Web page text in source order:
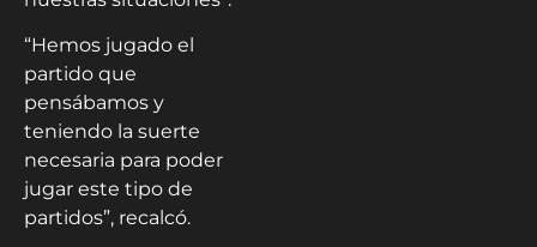
“Hemos jugado el
partido que
pensábamos y
teniendo la suerte
necesaria para poder
jugar este tipo de
partidos”, recalcó.